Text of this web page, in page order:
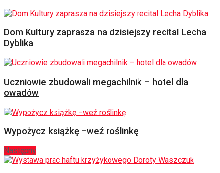
Dom Kultury zaprasza na dzisiejszy recital Lecha
Dyblika
Uczniowie zbudowali megachilnik – hotel dla
owadów
Wypożycz książkę –weź roślinkę
Następny